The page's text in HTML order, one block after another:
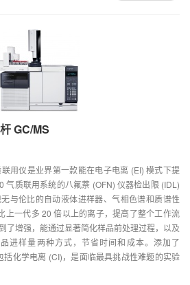
GC/MS
用仪是业界第一款能在电子电离 (EI) 模式下提
气质联用系统的八氟萘 (OFN) 仪器检出限 (IDL)
与伦比的自动液体进样器、气相色谱和质谱性
上一代多 20 倍以上的离子，提高了整个工作流
了增强，能通过显著简化样品前处理过程，以及
进样量两种方式，节省时间和成本。添加了
化学电离 (CI)，是面临最具挑战性难题的实验